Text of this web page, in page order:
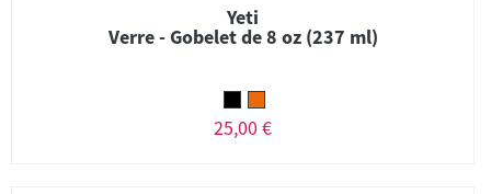
Yeti
Verre - Gobelet de 8 oz (237 ml)
25,00 €